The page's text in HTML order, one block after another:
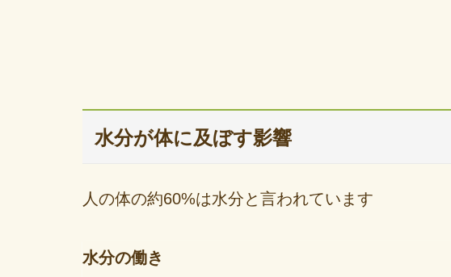
水分が体に及ぼす影響
人の体の約60%は水分と言われています
水分の働き